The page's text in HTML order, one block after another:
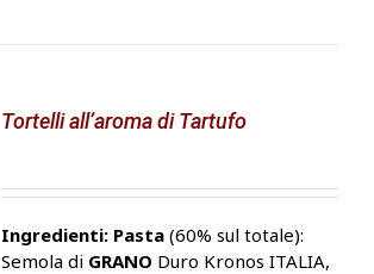
Tortelli all’aroma di Tartufo
Ingredienti: Pasta(60% sul totale):
Semola di GRANO Duro Kronos ITALIA,